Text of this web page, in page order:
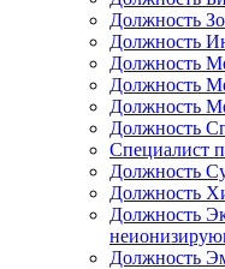
Должность
Должность
Должность
Должность
Должность
Должность
Специалист
Должность
Должность
Должность
Должность